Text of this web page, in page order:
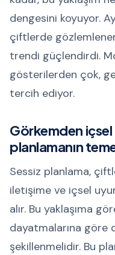
dengesini koyuyor.
çiftlerde
trendi güçlendirdi.
gösterilerden çok,
tercih ediyor.
Görkemden
planlamanın
Sessiz planlama,
iletişime ve içsel
alır. Bu yaklaşıma
dayatmalarına göre
şekillenmelidir. Bu